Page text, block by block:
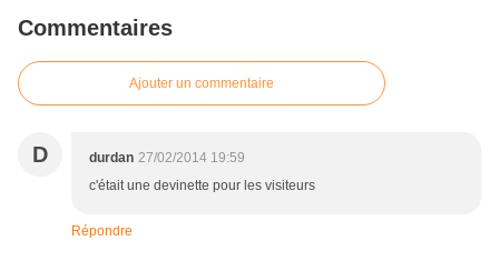
Commentaires
Ajouter un commentaire
D durdan 27/02/2014 19:59
c'était une devinette pour les visiteurs
Répondre